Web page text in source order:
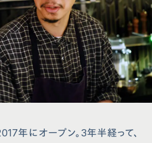
年にオープン。3年半経って、